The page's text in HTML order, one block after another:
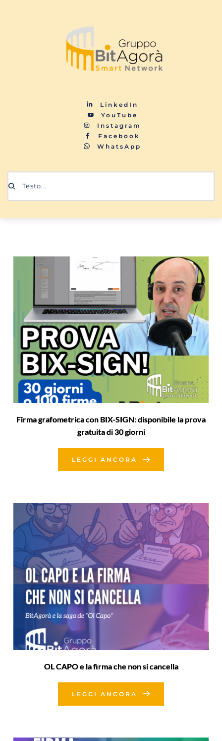
LinkedIn
YouTube
Instagram
Facebook
WhatsApp
Testo...
Firma grafometrica con BIX-SIGN: disponibile la prova
gratuita di 30 giorni
LEGGI ANCORA
OL CAPO e la firma che non si cancella
LEGGI ANCORA